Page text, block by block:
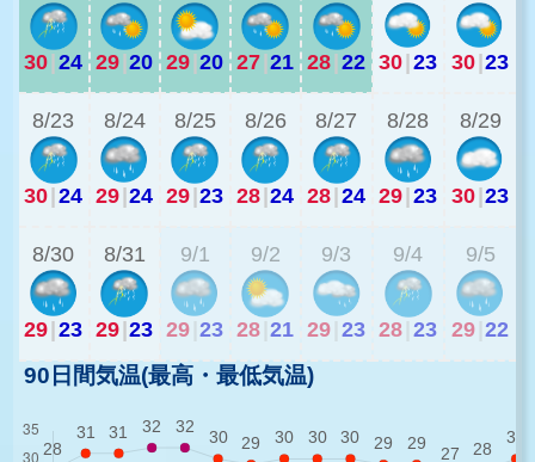
30|24 29|20 29|20 27|21 28|22 30|23 30|23
8/23
30|24
8/24
29|24
8/25
29|23
8/26
28|24
8/27
28|24
8/28
29|23
8/29
30|23
8/30
29|23
8/31
29|23
9/1
29 23
9/2
28 21
9/3
29 23
9/4
28 23
9/5
29 22
90日間気温(最高・最低気温)